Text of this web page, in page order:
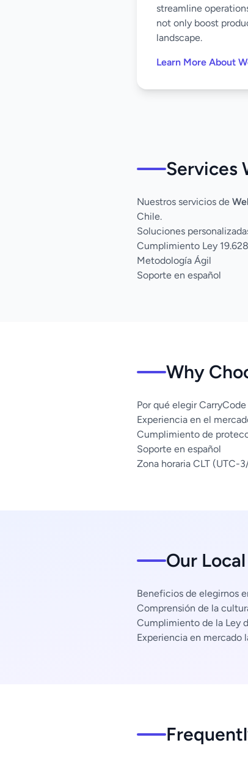
streamline
not only boost
landscape.
Learn More About
Services
Nuestros servicios de
Chile.
Soluciones
Cumplimiento Ley 19.628
Metodología Ágil
Soporte en español
Why
Por qué elegir
Experiencia en el
Cumplimiento de
Soporte en español
Zona horaria CLT (UTC-
Our
Beneficios de elegirnos
Comprensión de la
Cumplimiento de la Ley
Experiencia en mercado